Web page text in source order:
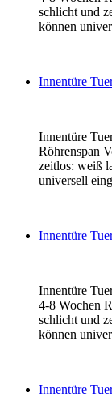
schlicht und
können
Innentüre
Innentüre
Röhrenspan
zeitlos: weiß
universell
Innentüre
Innentüre
4-8 Wochen
schlicht und
können
Innentüre